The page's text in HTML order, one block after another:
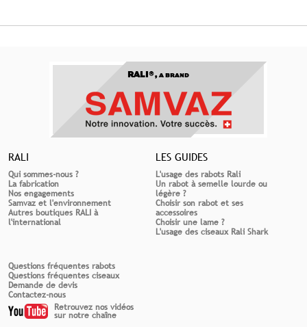
RALI®,A BRAND
RALI
Qui sommes-nous ?
La fabrication
Nos engagements
Samvaz et l'environnement
Autres boutiques RALI à
l'international
LES GUIDES
L'usage des rabots Rali
Un rabot à semelle lourde ou
légère ?
Choisir son rabot et ses
accessoires
Choisir une lame ?
L'usage des ciseaux Rali Shark
Questions fréquentes rabots
Questions fréquentes ciseaux
Demande de devis
Contactez-nous
Retrouvez nos vidéos
sur notre chaîne